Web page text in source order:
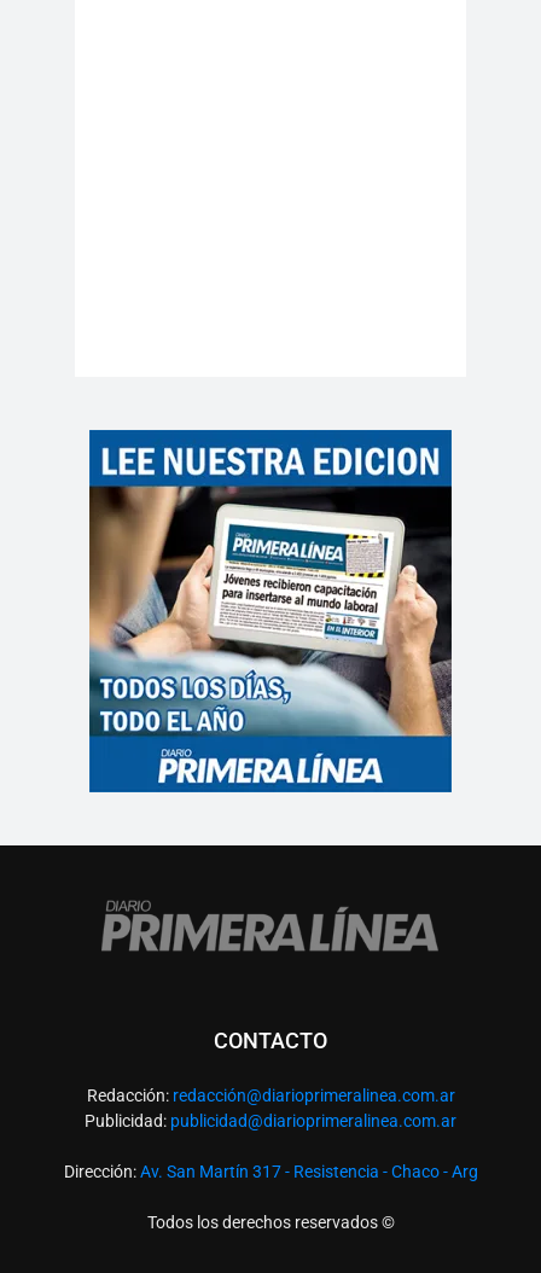
CONTACTO
Redacción: redacción@diarioprimeralinea.com.ar
Publicidad: publicidad@diarioprimeralinea.com.ar
Dirección:Av. San Martín 317 - Resistencia - Chaco - Arg
Todos los derechos reservados ©